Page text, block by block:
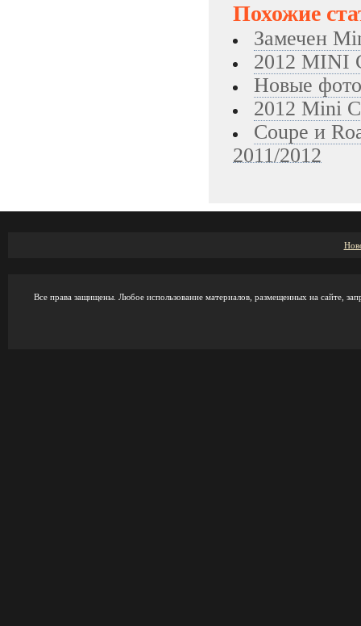
Похожие
Замечен
2012 MINI
Новые
2012 Mini
Coupe и
2011/2012
Все права защищены. Любое использование материалов, размещенных на сайте,